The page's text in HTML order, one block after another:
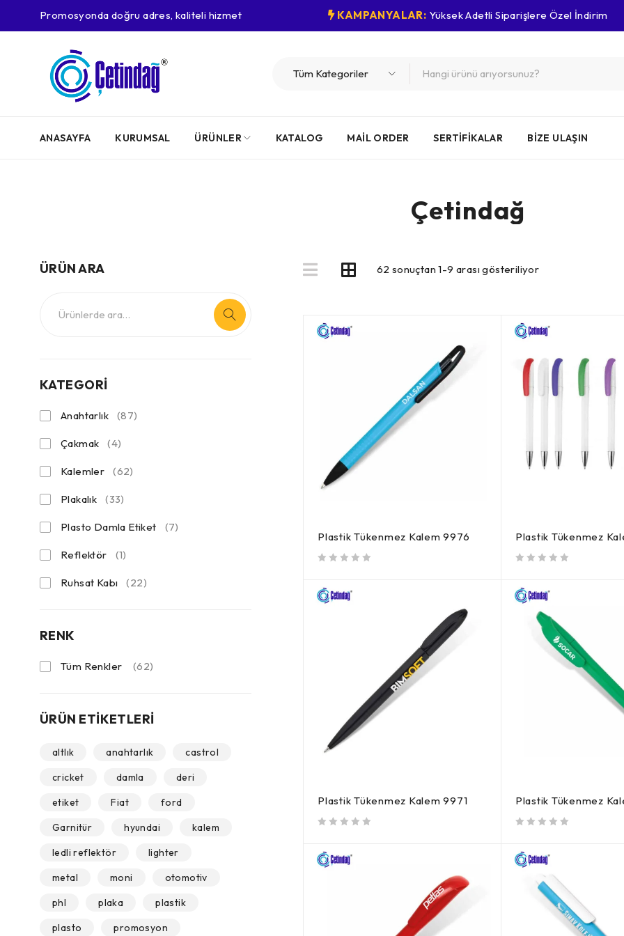
Promosyonda doğru adres, kaliteli hizmet KAMPANYALAR: Yüksek Adetli Siparişlere Özel İndirim
ANASAYFA KURUMSAL ÜRÜNLER KATALOG MAIL ORDER SERTIFIKALAR BIZE ULAŞIN
Çetindağ
ÜRÜN ARA
KATEGORİ
Anahtarlık (87)
Çakmak (4)
Kalemler (62)
Plakalık (33)
Plasto Damla Etiket (7)
Reflektör (1)
Ruhsat Kabı (22)
RENK
Tüm Renkler (62)
ÜRÜN ETIKETLERI
altlık anahtarlık
castrol
cricket
damla
deri
etiket
Fiat
ford
Garnitür
hyundai
kalem
ledli reflektör
lighter
metal
moni
otomotiv
phl
plaka
plastik
plasto
promosyon
62 sonuçtan 1-9 arası gösteriliyor
Plastik Tükenmez Kalem 9976 Plastik Tükenmez
Plastik Tükenmez Kalem 9971 Plastik Tükenmez